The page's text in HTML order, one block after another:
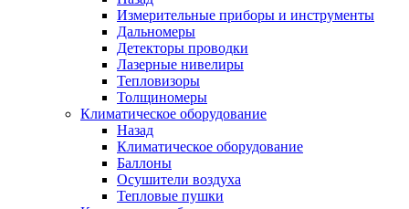
Измерительные приборы и инструменты
Дальномеры
Детекторы проводки
Лазерные нивелиры
Тепловизоры
Толщиномеры
Климатическое оборудование
Назад
Климатическое оборудование
Баллоны
Осушители воздуха
Тепловые пушки